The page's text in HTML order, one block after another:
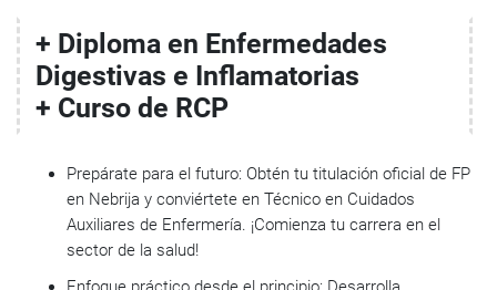
+ Diploma en Enfermedades
Digestivas e Inflamatorias
+ Curso de RCP
Prepárate para el futuro: Obtén tu titulación oficial de FP
en Nebrija y conviértete en Técnico en Cuidados
Auxiliares de Enfermería. ¡Comienza tu carrera en el
sector de la salud!